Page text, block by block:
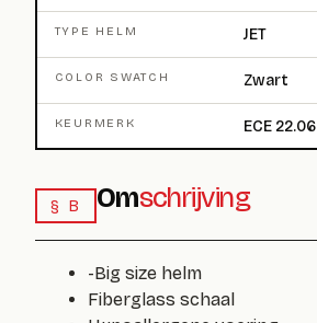
TYPE HELM JET
COLOR SWATCH Zwart
KEURMERK ECE 22.06
§ B Omschrijving
-Big size helm
Fiberglass schaal